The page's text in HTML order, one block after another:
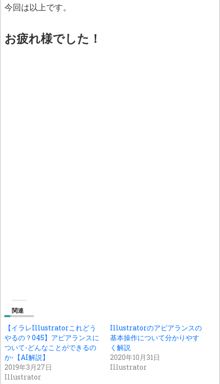
今回は以上です。
お疲れ様でした！
関連
【イラレIllustratorこれどう
やるの？045】アピアランスに
ついて-どんなことができるの
か-【AI解説】
2019年3月27日
Illustrator
Illustratorのアピアランスの
基本操作について分かりやす
く解説
2020年10月31日
Illustrator